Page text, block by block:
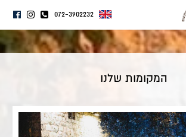
072-3902232 צרו קשר
המקומות שלנו